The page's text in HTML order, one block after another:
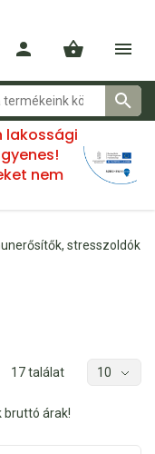
lakossági
nem
stresszoldók
17 találat
bruttó árak!